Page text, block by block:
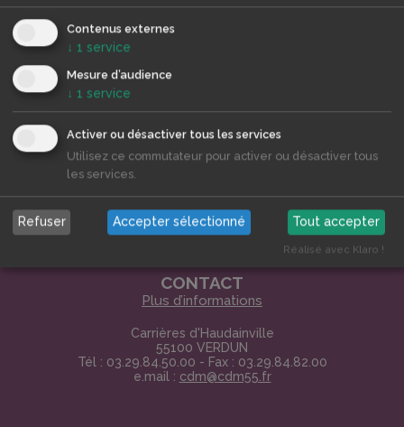
Je télécharge le bulletin d'inscription en pdf à
imprimer
CONTACT
Plus d’informations
Carrières d'Haudainville
55100 VERDUN
Tél : 03.29.84.50.00 - Fax : 03.29.84.82.00
e.mail : cdm@cdm55.fr
Contenus externes
↓ 1 service
Mesure d’audience
↓ 1 service
Activer ou désactiver tous les services
Utilisez ce commutateur pour activer ou désactiver tous
les services.
Refuser Accepter sélectionné Tout accepter
Réalisé avec Klaro !